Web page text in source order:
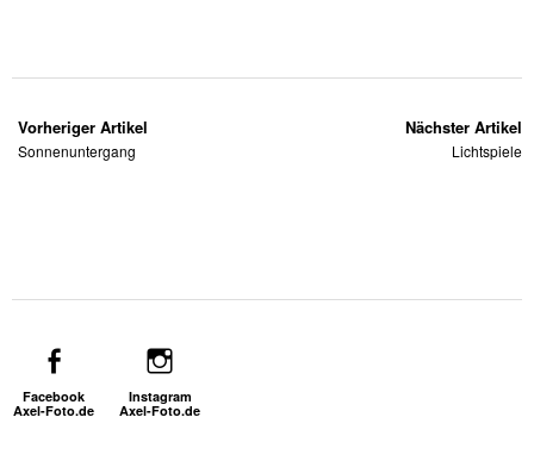
Vorheriger Artikel
Sonnenuntergang
Nächster Artikel
Lichtspiele
Facebook
Axel-Foto.de
Instagram
Axel-Foto.de